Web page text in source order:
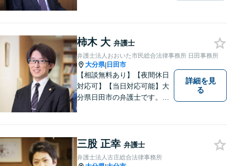
いアットホームな雰囲気の事
務所です。
柿木 大 弁護士
弁護士法人おおいた市民総合法律事務所 日田事務所
大分県| 日田市
【相談無料あり】【夜間休日
対応可】【当日対応可能】大
分県日田市の弁護士です。離
詳細を見
る
三股 正幸 弁護士
弁護士法人古庄総合法律事務所